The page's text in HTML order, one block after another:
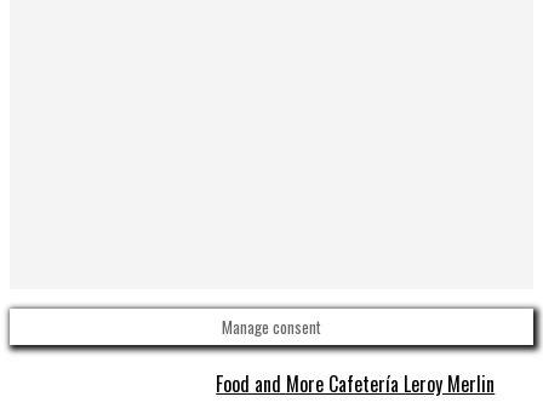
Manage consent
Food and More Cafetería Leroy Merlin